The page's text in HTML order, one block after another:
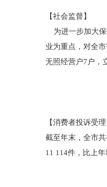
【社会监督】
为进一步加大保
业为重点，对全
无照经营户7户，
【消费者投诉受理
截至年末，全市
11 114件，比上